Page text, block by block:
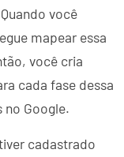
você
mapear essa
você cria
cada fase dessa
Google.
cadastrado